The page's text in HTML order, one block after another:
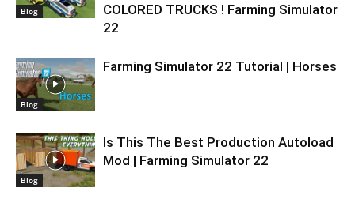
Blog
COLORED TRUCKS ! Farming Simulator
22
Blog
Farming Simulator 22 Tutorial | Horses
Blog
Is This The Best Production Autoload
Mod | Farming Simulator 22